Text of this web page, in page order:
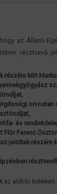
az Állami
résztvevő
részére kiírt
orvostan
és
Flór Ferenc
jelöltek részére
alábbi linkeken